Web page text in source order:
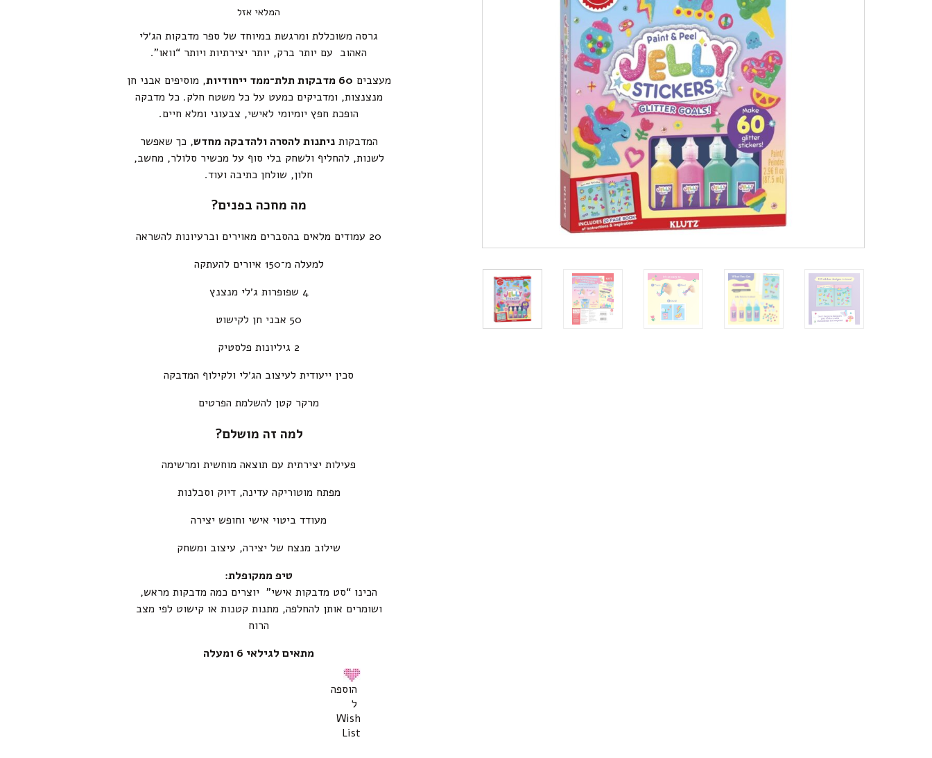
המלאי אזל
גרסה משוכללת ומרגשת במיוחד של ספר מדבקות הג׳לי
האהוב עם יותר ברק, יותר יצירתיות ויותר “וואו”.
מעצבים 60 מדבקות תלת־ממד ייחודיות
, מוסיפים אבני חן
מנצנצות, ומדביקים כמעט על כל משטח חלק. כל מדבקה
הופכת חפץ יומיומי לאישי, צבעוני ומלא חיים.
המדבקותניתנות להסרה ולהדבקה מחדש, כך שאפשר
לשנות, להחליף ולשחק בלי סוף על מכשיר סלולר, מחשב,
חלון, שולחן כתיבה ועוד.
מה מחכה בפנים?
20 עמודים מלאים בהסברים מאוירים וברעיונות להשראה
למעלה מ־150 איורים להעתקה
4 שפופרות ג׳לי מנצנץ
50 אבני חן לקישוט
2 גיליונות פלסטיק
סכין ייעודית לעיצוב הג׳לי ולקילוף המדבקה
מרקר קטן להשלמת הפרטים
למה זה מושלם?
פעילות יצירתית עם תוצאה מוחשית ומרשימה
מפתח מוטוריקה עדינה, דיוק וסבלנות
מעודד ביטוי אישי וחופש יצירה
שילוב מנצח של יצירה, עיצוב ומשחק
טיפ ממקופלת:
הכינו “סט מדבקות אישי” יוצרים כמה מדבקות מראש,
ושומרים אותן להחלפה, מתנות קטנות או קישוט לפי מצב
הרוח
מתאים לגילאי 6 ומעלה
הוספה
ל
Wish
List